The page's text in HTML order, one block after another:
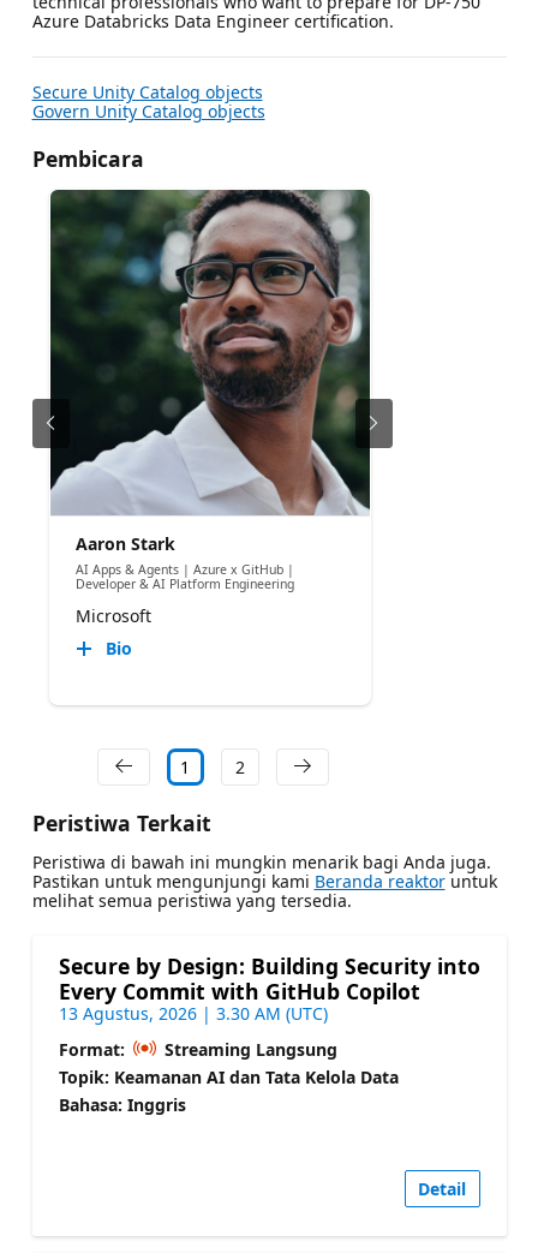
Azure Databricks Data Engineer certification.
Secure Unity Catalog objects
Govern Unity Catalog objects
Pembicara
Aaron Stark
AI Apps & Agents | Azure x GitHub |
Developer & AI Platform Engineering
Microsoft
Bio
1 2
Peristiwa Terkait
Peristiwa di bawah ini mungkin menarik bagi Anda juga.
Pastikan untuk mengunjungi kami Beranda reaktoruntuk
melihat semua peristiwa yang tersedia.
Secure by Design: Building Security into
Every Commit with GitHub Copilot
13 Agustus, 2026 | 3.30 AM (UTC)
Format:
Streaming Langsung
Topik: Keamanan AI dan Tata Kelola Data
Bahasa: Inggris
Detail